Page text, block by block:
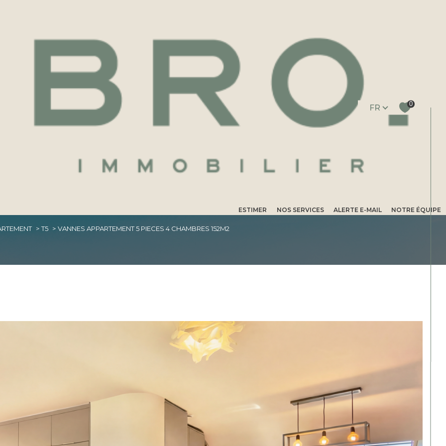
ESTIMER NOS SERVICES ALERTE E-MAIL NOTRE ÉQUIPE
Langue
FR 0
Voir les2annonces
T5 VANNES APPARTEMENT 5 PIECES 4 CHAMBRES 152M2